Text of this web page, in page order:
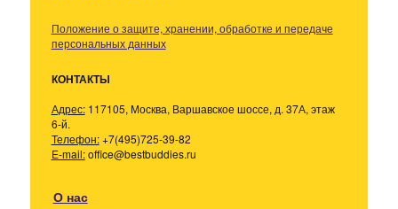
Положение о защите, хранении, обработке и передаче
персональных данных
КОНТАКТЫ
Адрес:117105, Москва, Варшавское шоссе, д. 37А, этаж
6-й.
Телефон:+7(495)725-39-82
E-mail:office@bestbuddies.ru
О нас